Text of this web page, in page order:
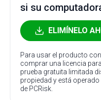
si su
ELIMÍNELO
Para usar el producto
comprar una licencia
prueba gratuita limitada
propiedad y está
de PCRisk.